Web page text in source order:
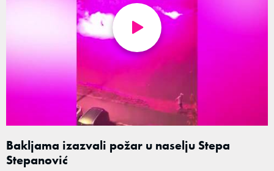
Bakljama izazvali požar u naselju Stepa
Stepanović